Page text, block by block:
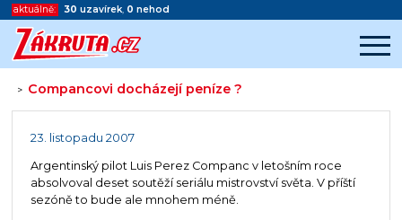
aktuálně: 30 uzavírek, 0 nehod
> Compancovi docházejí peníze ?
Začátek reklamy
23. listopadu 2007
Argentinský pilot Luis Perez Companc v letošním roce
absolvoval deset soutěží seriálu mistrovství světa. V příští
sezóně to bude ale mnohem méně.